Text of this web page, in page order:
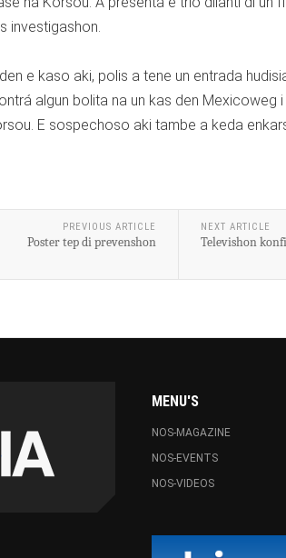
investigashon.
e kaso aki, polis a tene un entrada
algun bolita na un kas den
E sospechoso aki tambe a keda
PREVIOUS ARTICLE
Poster tep di prevenshon
NEXT ARTICLE
Televishon
MENU'S
NOS-MAGAZINE
NOS-EVENTS
NOS-VIDEOS